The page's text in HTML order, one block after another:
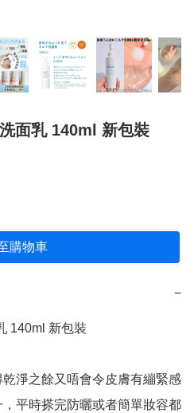
面乳 140ml 新包裝
購物車
−
140ml 新包裝
淨之餘又唔會令皮膚有繃緊感
平時搽完防曬或者簡單妝容都